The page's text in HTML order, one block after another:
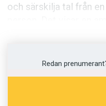
och särskilja tal från
Studien visar hur en
Redan